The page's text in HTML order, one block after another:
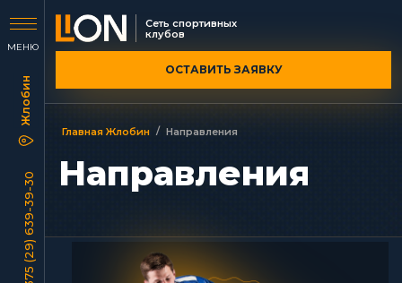
МЕНЮ
+375 (29) 639-39-30
Сеть спортивных
клубов
ОСТАВИТЬ ЗАЯВКУ
Главная Жлобин / Направления
Направления